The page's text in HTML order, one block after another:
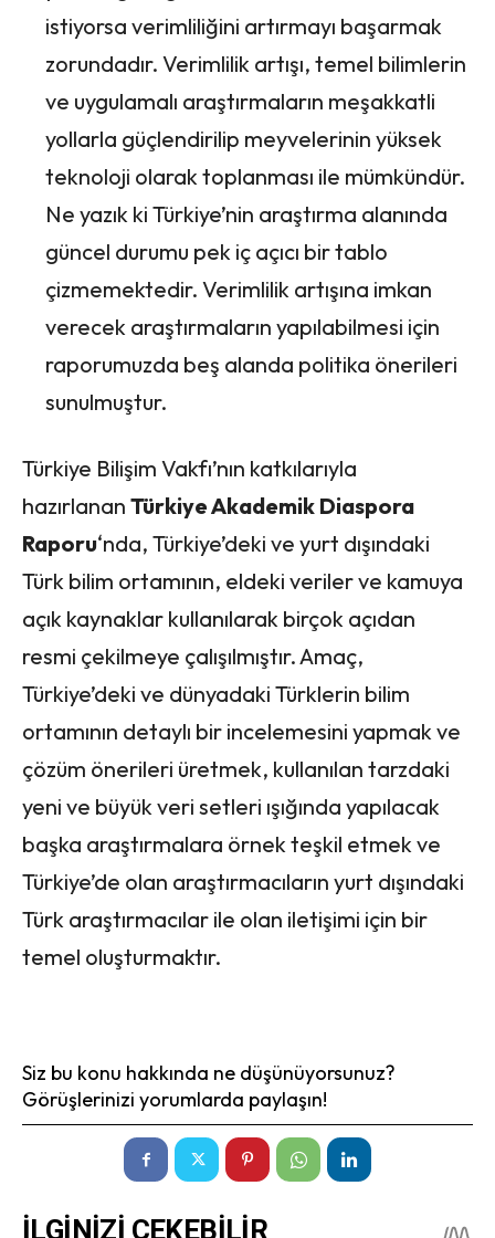
istiyorsa verimliliğini artırmayı başarmak
zorundadır. Verimlilik artışı, temel bilimlerin
ve uygulamalı araştırmaların meşakkatli
yollarla güçlendirilip meyvelerinin yüksek
teknoloji olarak toplanması ile mümkündür.
Ne yazık ki Türkiye’nin araştırma alanında
güncel durumu pek iç açıcı bir tablo
çizmemektedir. Verimlilik artışına imkan
verecek araştırmaların yapılabilmesi için
raporumuzda beş alanda politika önerileri
sunulmuştur.
Türkiye Bilişim Vakfı’nın katkılarıyla
hazırlanan Türkiye Akademik Diaspora
Raporu‘nda, Türkiye’deki ve yurt dışındaki
Türk bilim ortamının, eldeki veriler ve kamuya
açık kaynaklar kullanılarak birçok açıdan
resmi çekilmeye çalışılmıştır. Amaç,
Türkiye’deki ve dünyadaki Türklerin bilim
ortamının detaylı bir incelemesini yapmak ve
çözüm önerileri üretmek, kullanılan tarzdaki
yeni ve büyük veri setleri ışığında yapılacak
başka araştırmalara örnek teşkil etmek ve
Türkiye’de olan araştırmacıların yurt dışındaki
Türk araştırmacılar ile olan iletişimi için bir
temel oluşturmaktır.
Siz bu konu hakkında ne düşünüyorsunuz?
Görüşlerinizi yorumlarda paylaşın!